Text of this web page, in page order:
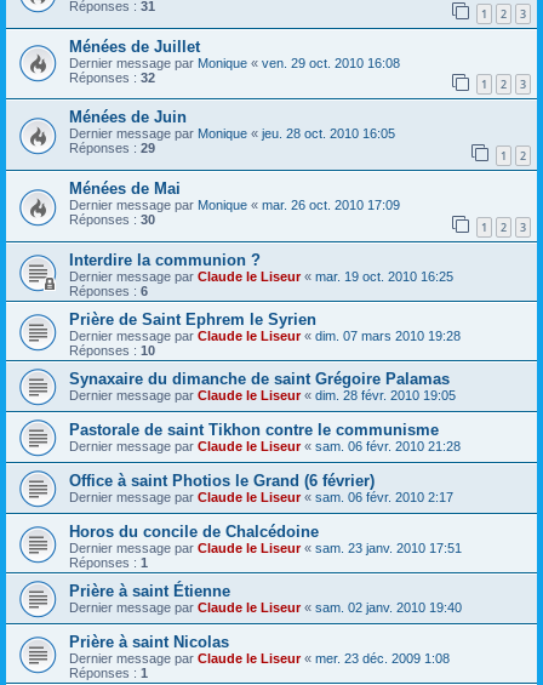
Réponses : 31 1 2 3
Ménées de Juillet
Dernier message par Monique « ven. 29 oct. 2010 16:08
Réponses : 32 1 2 3
Ménées de Juin
Dernier message par Monique « jeu. 28 oct. 2010 16:05
Réponses : 29 1 2
Ménées de Mai
Dernier message par Monique « mar. 26 oct. 2010 17:09
Réponses : 30 1 2 3
Interdire la communion ?
Dernier message par Claude le Liseur« mar. 19 oct. 2010 16:25
Réponses : 6
Prière de Saint Ephrem le Syrien
Dernier message par Claude le Liseur« dim. 07 mars 2010 19:28
Réponses : 10
Synaxaire du dimanche de saint Grégoire Palamas
Dernier message par Claude le Liseur« dim. 28 févr. 2010 19:05
Pastorale de saint Tikhon contre le communisme
Dernier message par Claude le Liseur« sam. 06 févr. 2010 21:28
Office à saint Photios le Grand (6 février)
Dernier message par Claude le Liseur« sam. 06 févr. 2010 2:17
Horos du concile de Chalcédoine
Dernier message par Claude le Liseur« sam. 23 janv. 2010 17:51
Réponses : 1
Prière à saint Étienne
Dernier message par Claude le Liseur« sam. 02 janv. 2010 19:40
Prière à saint Nicolas
Dernier message par Claude le Liseur« mer. 23 déc. 2009 1:08
Réponses : 1